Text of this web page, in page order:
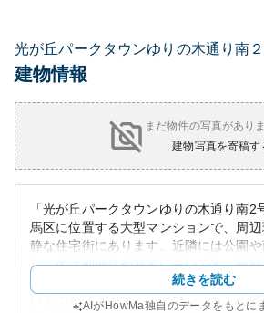
光が丘パークタウンゆりの木通り南
建物情報
まだ物件の写真があり
建物写真を寄稿す
「光が丘パークタウンゆりの木通り南2
馬区に位置する大型マンションで、周
静な住宅街にあります。近隣には公園
し、生活利便性が非常に高いです。外
デザインで、清潔感を保ちながらも地
いるのが特徴です。このマンションの資
続きを読む
AIがHowMa独自のデータをもとに